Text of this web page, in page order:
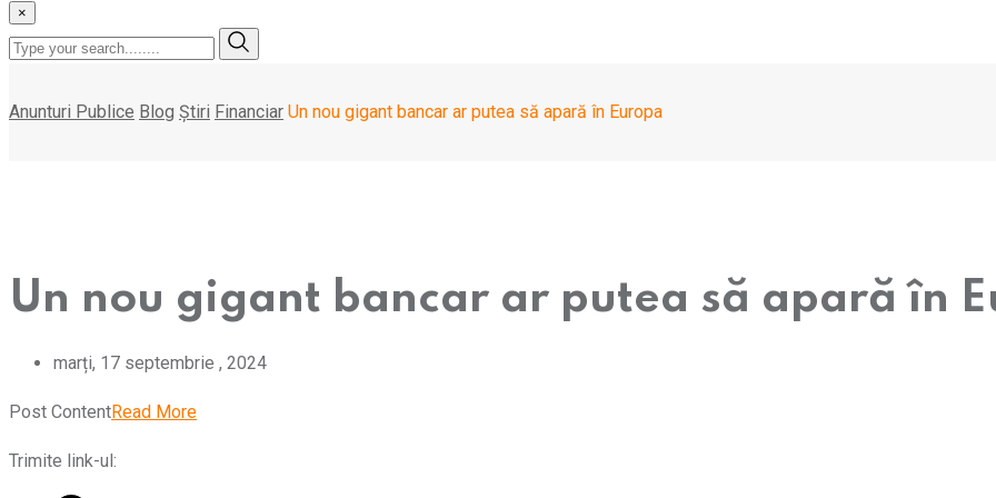
×
Anunturi Publice Blog Știri Financiar Un nou gigant bancar ar putea să apară în Europa
Un nou gigant bancar ar putea să apară în
marți, 17 septembrie , 2024
Post ContentRead More
Trimite link-ul: